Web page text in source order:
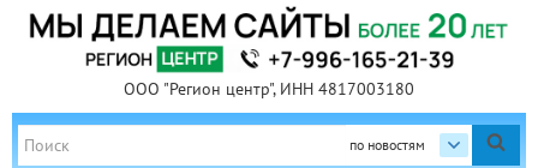
ООО "Регион центр", ИНН 4817003180
по новостям